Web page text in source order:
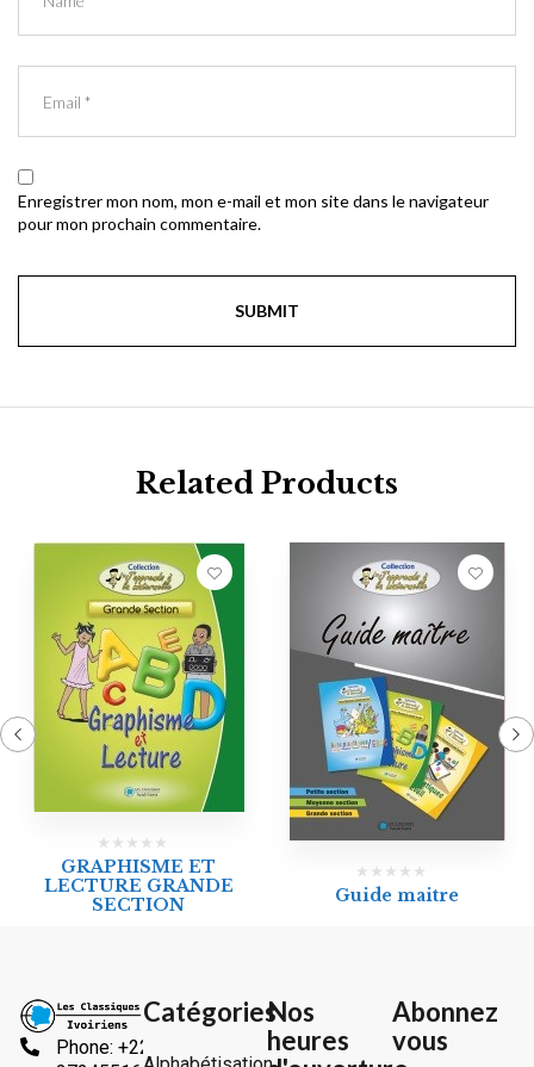
Enregistrer mon nom, mon e-mail et mon site dans le navigateur
pour mon prochain commentaire.
Related Products
GRAPHISME ET
LECTURE GRANDE
SECTION
Guide maitre
Phone: +225
CatégoriesNos
heures
Abonnez
vous